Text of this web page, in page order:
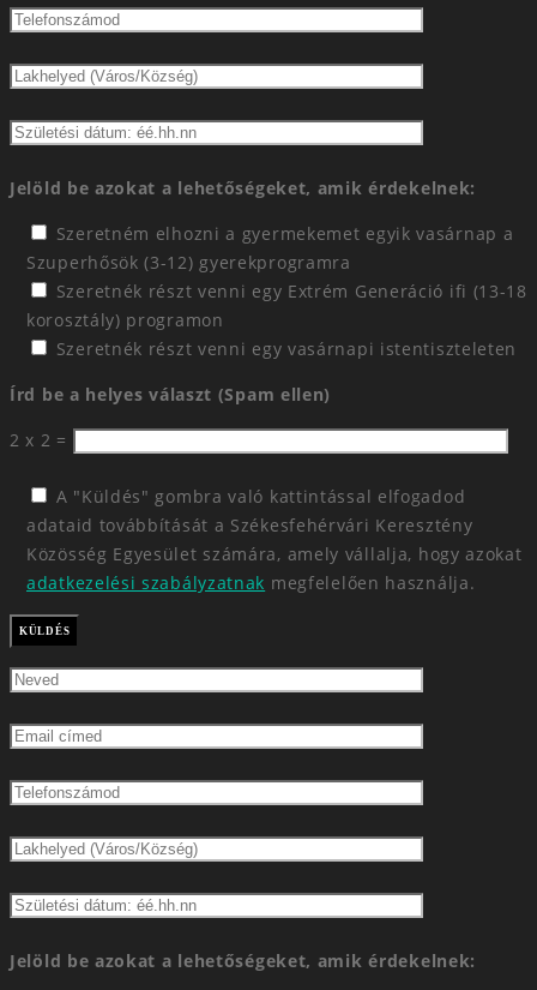
Jelöld be azokat a lehetőségeket, amik érdekelnek:
Szeretném elhozni a gyermekemet egyik vasárnap a
Szuperhősök (3-12) gyerekprogramra
Szeretnék részt venni egy Extrém Generáció ifi (13-18
korosztály) programon
Szeretnék részt venni egy vasárnapi istentiszteleten
Írd be a helyes választ (Spam ellen)
2 x 2 =
A "Küldés" gombra való kattintással elfogadod
adataid továbbítását a Székesfehérvári Keresztény
Közösség Egyesület számára, amely vállalja, hogy azokat
adatkezelési szabályzatnak megfelelően használja.
Jelöld be azokat a lehetőségeket, amik érdekelnek: